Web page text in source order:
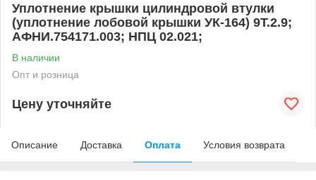
Уплотнение крышки цилиндровой втулки
(уплотнение лобовой крышки УК-164) 9Т.2.9;
АФНИ.754171.003; НПЦ 02.021;
В наличии
Опт и розница
Цену уточняйте
Описание Доставка Оплата Условия возврата